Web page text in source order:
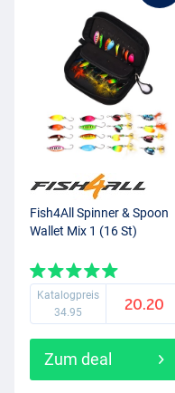
Fish4All Spinner & Spoon
Wallet Mix 1 (16 St)
Katalogpreis
34.95
20.20
Zum deal